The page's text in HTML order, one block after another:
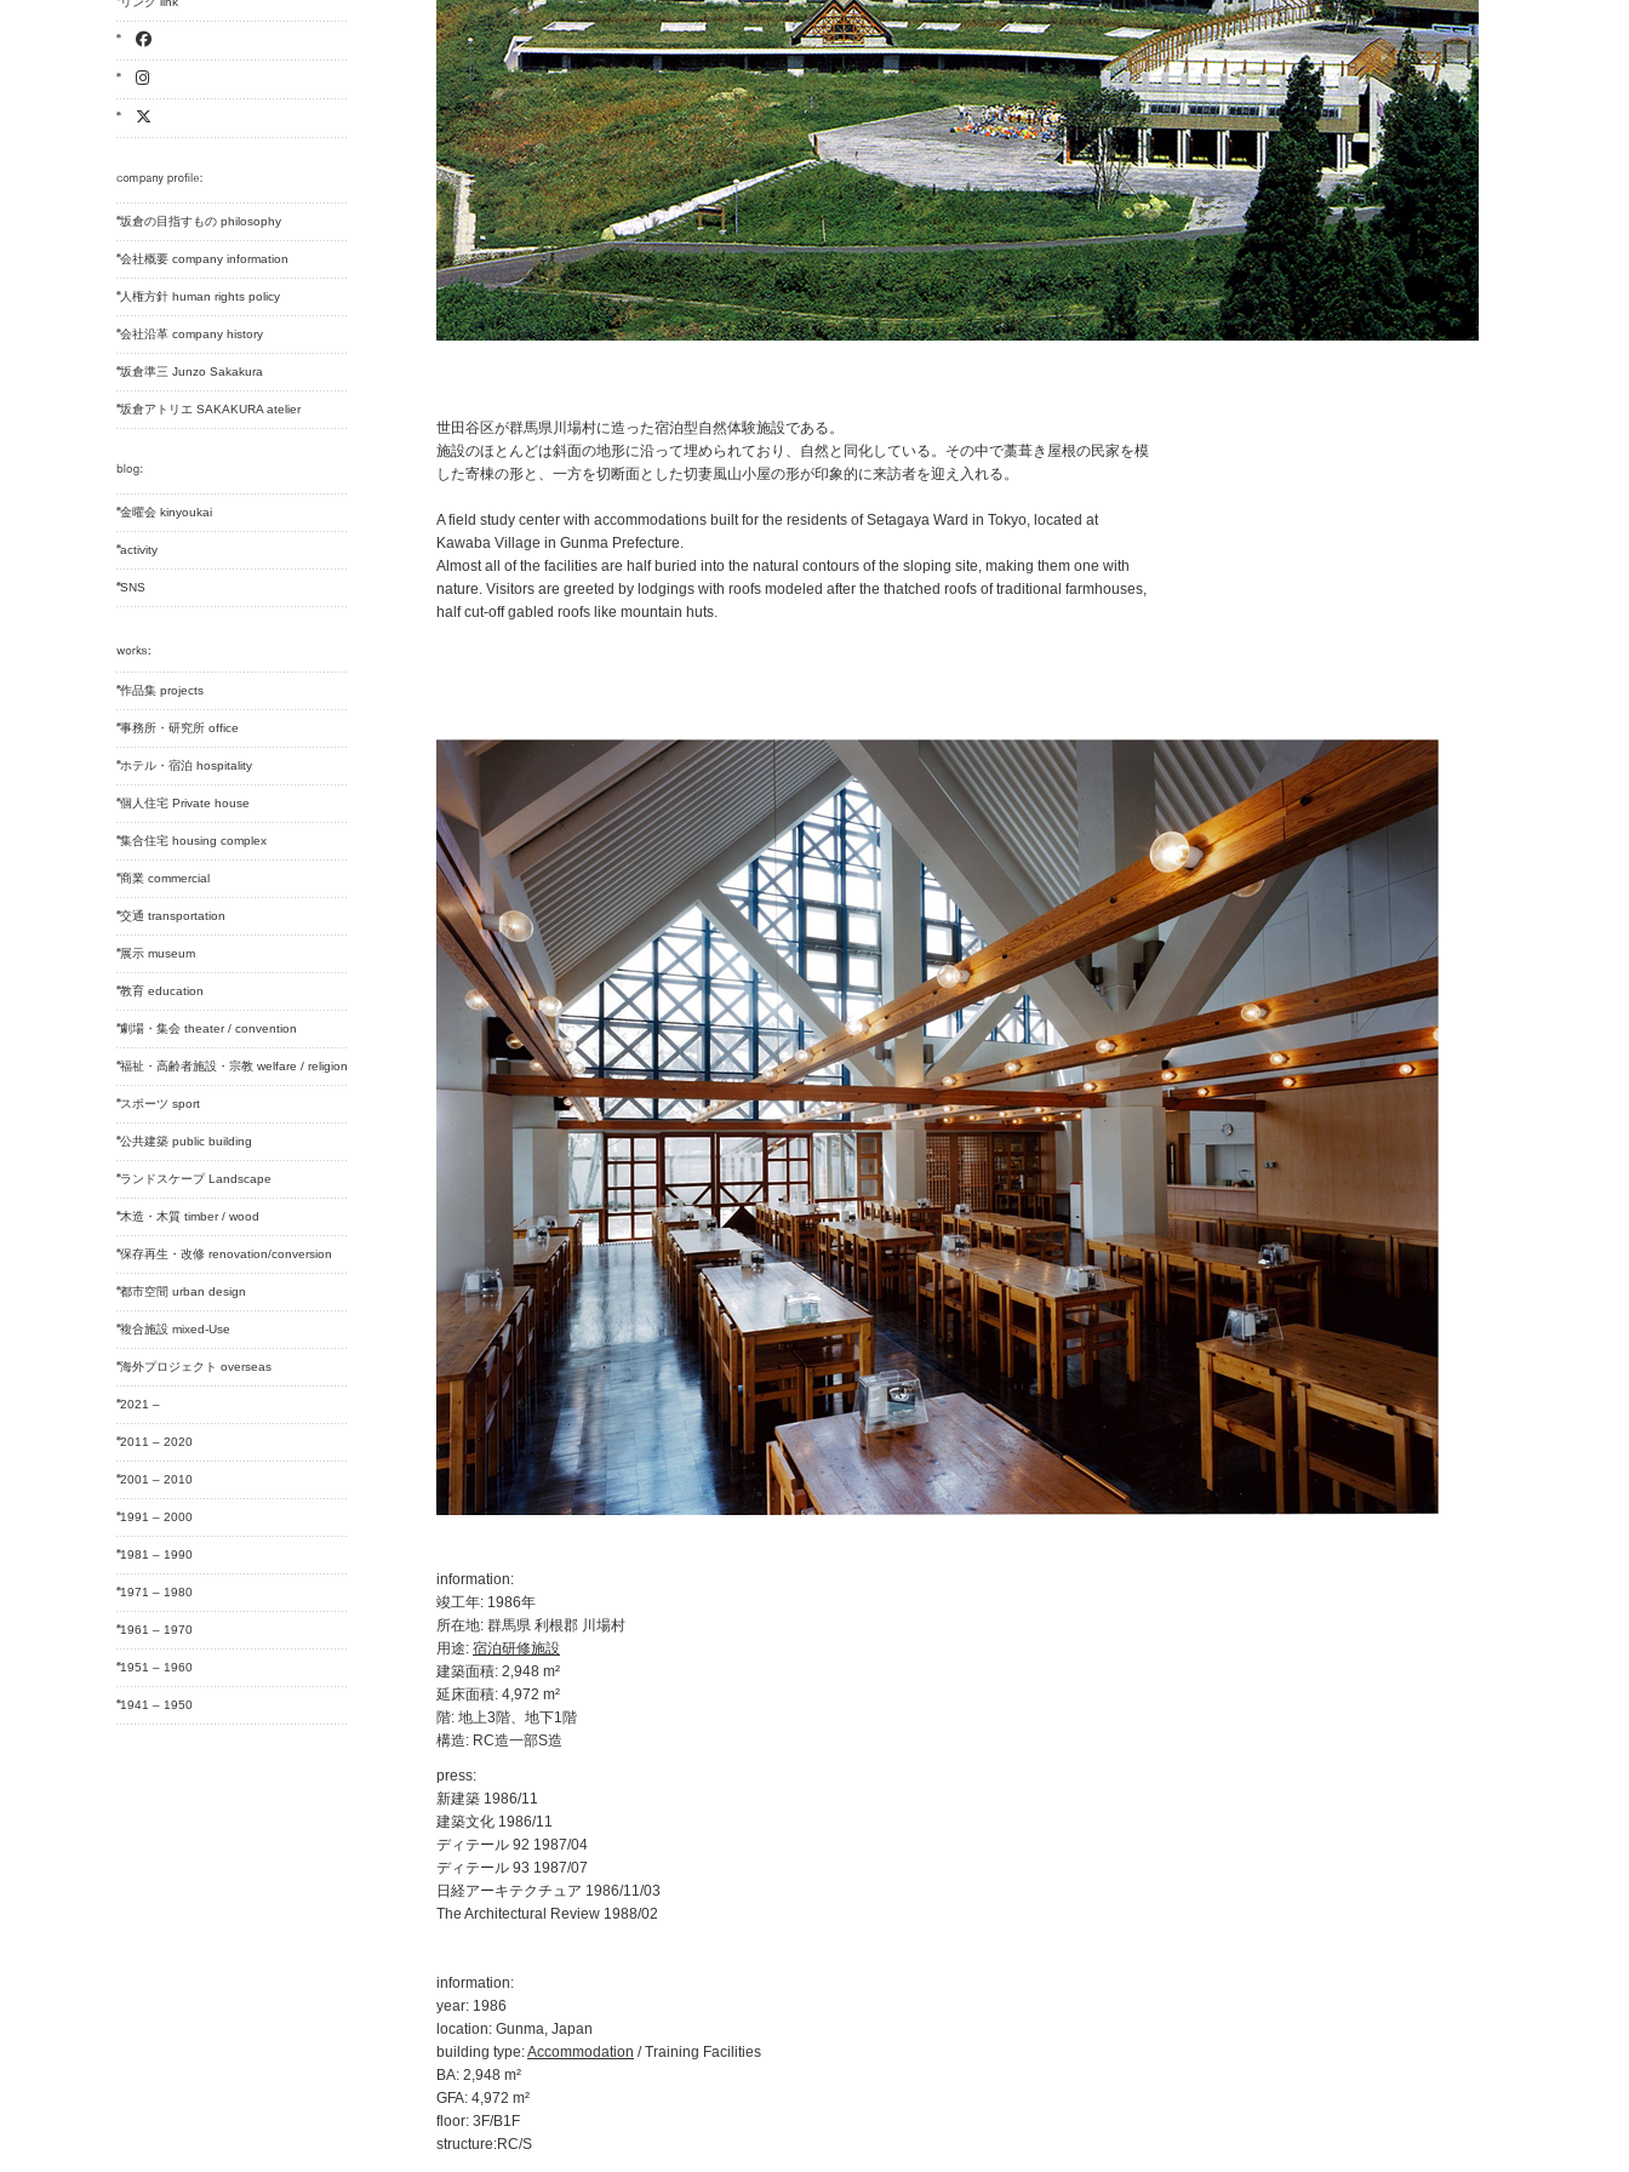
坂倉の目指すもの philosophy
会社概要 company information
人権方針 human rights policy
会社沿革 company history
坂倉準三 Junzo Sakakura
坂倉アトリエ SAKAKURA atelier
金曜会 kinyoukai
activity
SNS
作品集 projects
事務所・研究所 office
ホテル・宿泊 hospitality
個人住宅 Private house
集合住宅 housing complex
商業 commercial
交通 transportation
展示 museum
教育 education
劇場・集会 theater / convention
福祉・高齢者施設・宗教 welfare / religion
スポーツ sport
公共建築 public building
ランドスケープ Landscape
木造・木質 timber / wood
保存再生・改修 renovation/conversion
都市空間 urban design
複合施設 mixed-Use
海外プロジェクト overseas
2021 –
2011 – 2020
2001 – 2010
1991 – 2000
1981 – 1990
1971 – 1980
1961 – 1970
1951 – 1960
1941 – 1950
世田谷区が群馬県川場村に造った宿泊型自然体験施設である。
施設のほとんどは斜面の地形に沿って埋められており、自然と同化している。その中で藁葺き屋根の民家を模
した寄棟の形と、一方を切断面とした切妻風山小屋の形が印象的に来訪者を迎え入れる。
A field study center with accommodations built for the residents of Setagaya Ward in Tokyo, located at
Kawaba Village in Gunma Prefecture.
Almost all of the facilities are half buried into the natural contours of the sloping site, making them one with
nature. Visitors are greeted by lodgings with roofs modeled after the thatched roofs of traditional farmhouses,
half cut-off gabled roofs like mountain huts.
information:
竣工年: 1986年
所在地: 群馬県 利根郡 川場村
用途: 宿泊研修施設
建築面積: 2,948 m²
延床面積: 4,972 m²
階: 地上3階、地下1階
構造: RC造一部S造
press:
新建築 1986/11
建築文化 1986/11
ディテール 92 1987/04
ディテール 93 1987/07
日経アーキテクチュア 1986/11/03
The Architectural Review 1988/02
information:
year: 1986
location: Gunma, Japan
building type:Accommodation / Training Facilities
BA: 2,948 m²
GFA: 4,972 m²
floor: 3F/B1F
structure:RC/S